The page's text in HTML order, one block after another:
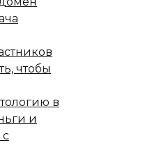
чтобы
в
и
с